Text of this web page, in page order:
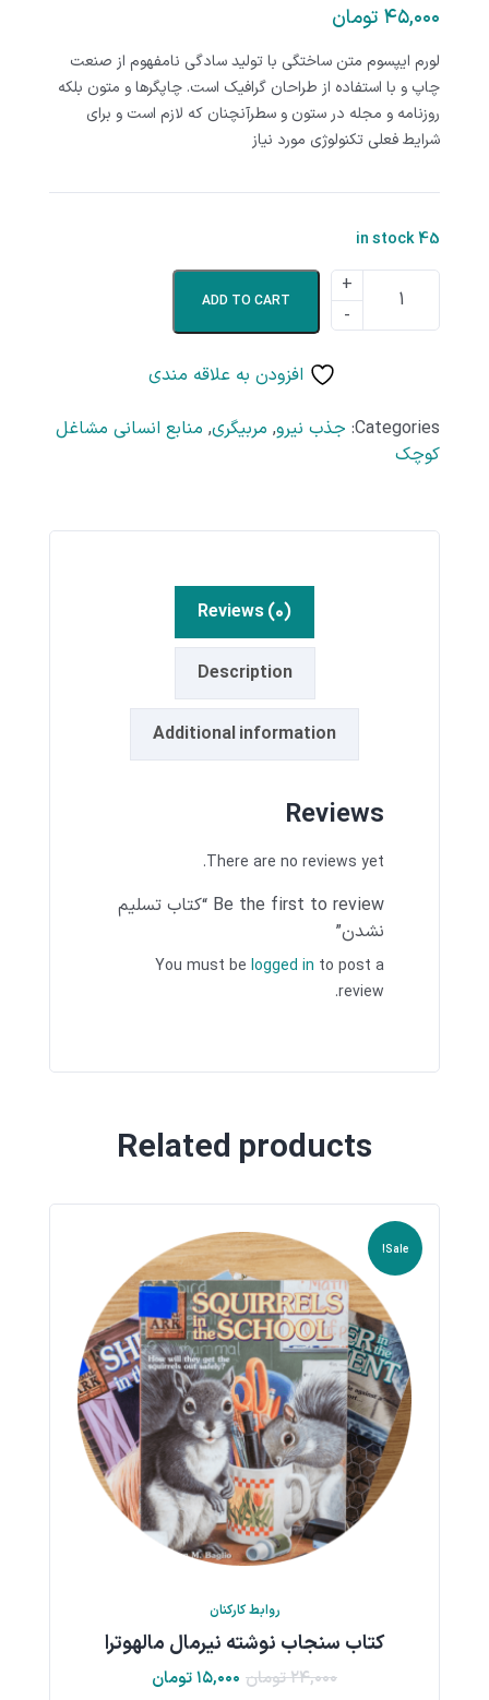
۴۵,۰۰۰ تومان
لورم ایپسوم متن ساختگی با تولید سادگی نامفهوم از صنعت
چاپ و با استفاده از طراحان گرافیک است. چاپگرها و متون بلکه
روزنامه و مجله در ستون و سطرآنچنان که لازم است و برای
شرایط فعلی تکنولوژی مورد نیاز
45 in stock
ADD TO CART
افزودن به علاقه مندی
Categories: جذب نیرو, مربیگری, منابع انسانی مشاغل
کوچک
Reviews (0)
Description
Additional information
Reviews
There are no reviews yet.
Be the first to review “کتاب تسلیم
نشدن”
You must be logged in to post a
review.
Related products
Sale!
روابط کارکنان
کتاب سنجاب نوشته نیرمال مالهوترا
۲۴,۰۰۰تومان ۱۵,۰۰۰تومان